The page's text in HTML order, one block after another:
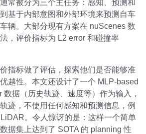
常被分为三个主任务：感知、预测和
基于内部意图和外部环境来预测自车
辆。大部分现有方案在 nuScenes 数
，评价指标为 L2 error 和碰撞率
指标做了评估，探索他们是否能够准
越性。本文还设计了一个 MLP-based
数据（历史轨迹、速度等）作为输入，
迹，不使用任何感知和预测信息，例
。令人惊讶的是：这样一个简单
据集上达到了 SOTA 的 planning 性